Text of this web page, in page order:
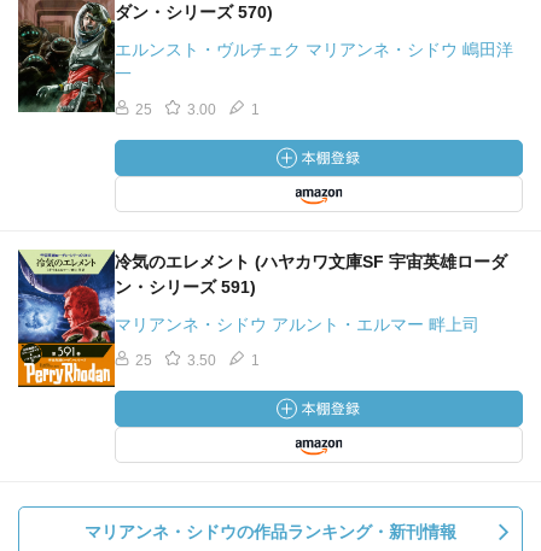
ダン・シリーズ 570)
エルンスト・ヴルチェク マリアンネ・シドウ 嶋田洋
一
25 3.00 1
冷気のエレメント (ハヤカワ文庫SF 宇宙英雄ローダ
ン・シリーズ 591)
マリアンネ・シドウ アルント・エルマー 畔上司
25 3.50 1
マリアンネ・シドウの作品ランキング・新刊情報